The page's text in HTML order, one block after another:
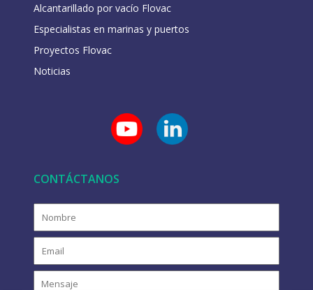
Alcantarillado por vacío Flovac
Especialistas en marinas y puertos
Proyectos Flovac
Noticias
CONTÁCTANOS